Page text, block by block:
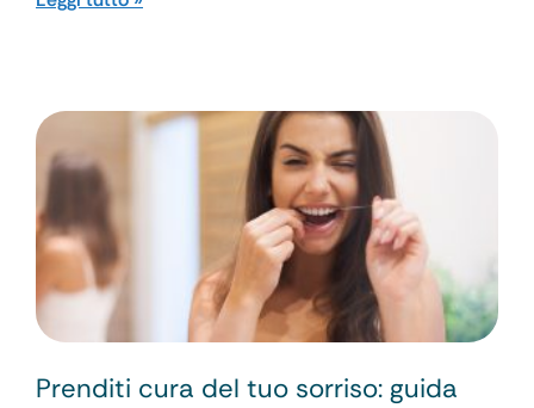
Prenditi cura del tuo sorriso: guida